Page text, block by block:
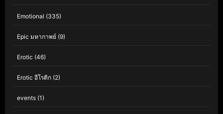
Emotional (335)
Epic มหากาพย์ (9)
Erotic (46)
Erotic อีโรติก (2)
events (1)